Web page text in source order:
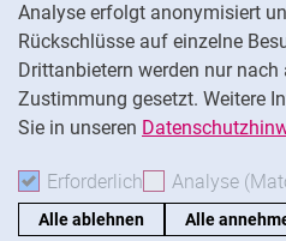
Analyse erfolgt anonymisiert
Rückschlüsse auf einzelne
Drittanbietern werden nur
Zustimmung gesetzt. Weitere
Sie in unseren
Erforderlich Erforderliche
Analyse
Alle ablehnen Alle
Impressum
Cookie-Einstellungen